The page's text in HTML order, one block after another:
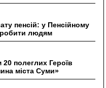
пенсій: у Пенсійному
людям
полеглих Героїв
міста Суми»